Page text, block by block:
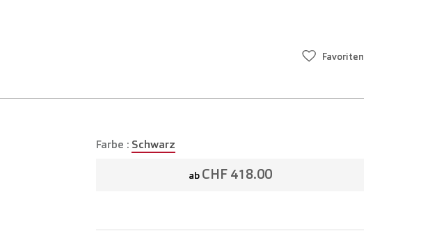
Favoriten
Farbe : Schwarz
ab CHF 418.00